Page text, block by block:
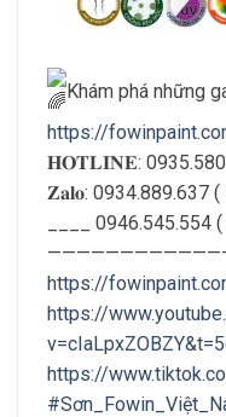
Khám phá những
https://
𝐇𝐎𝐓𝐋𝐈𝐍𝐄:
𝐙𝐚𝐥𝐨: 0934.889.637 (
____ 0946.545.554
https://
https://
https://